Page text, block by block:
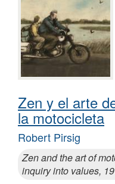
Zen y el arte
la motocicleta
Robert Pirsig
Zen and the art of
inquiry into values,